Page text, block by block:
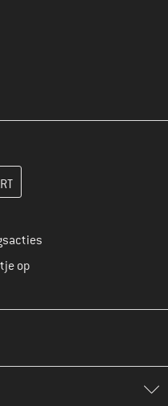
de volgende stap je
op